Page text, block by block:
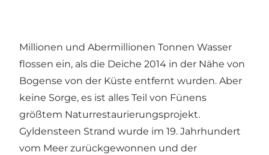
Millionen und Abermillionen Tonnen Wasser
flossen ein, als die Deiche 2014 in der Nähe von
Bogense von der Küste entfernt wurden. Aber
keine Sorge, es ist alles Teil von Fünens
größtem Naturrestaurierungsprojekt.
Gyldensteen Strand wurde im 19. Jahrhundert
vom Meer zurückgewonnen und der